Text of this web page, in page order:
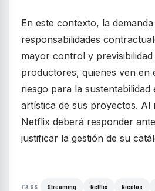
En este contexto, la
responsabilidades
mayor control y
productores, quienes ven en
riesgo para la sustentabilidad
artística de sus proyectos. Al
Netflix deberá responder
justificar la gestión de su
TAGS Streaming Netflix Nicolas